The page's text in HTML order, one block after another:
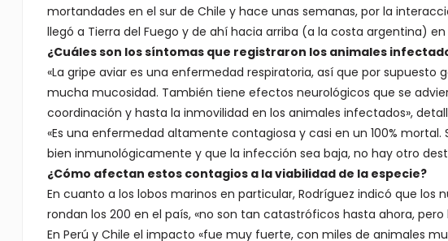
mortandades en el sur de Chile y hace unas semanas, por la
llegó a Tierra del Fuego y de ahí hacia arriba (a la costa argentina) en
¿Cuáles son los síntomas que registraron los animales
«La gripe aviar es una enfermedad respiratoria, así que por
mucha mucosidad. También tiene efectos neurológicos que se
coordinación y hasta la inmovilidad en los animales infectados»,
«Es una enfermedad altamente contagiosa y casi en un 100%
bien inmunológicamente y que la infección sea baja, no hay otro
¿Cómo afectan estos contagios a la viabilidad de la especie?
En cuanto a los lobos marinos en particular, Rodríguez indicó que los
rondan los 200 en el país, «no son tan catastróficos hasta ahora,
En Perú y Chile el impacto «fue muy fuerte, con miles de animales